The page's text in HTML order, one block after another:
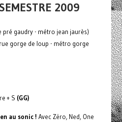
2009
pré gaudry - métro jean jaurès)
gorge de loup - métro gorge
+ S (GG)
au sonic ! Avec Zëro, Ned, One